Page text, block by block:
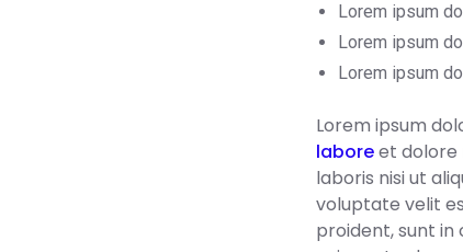
Lorem ipsum
Lorem ipsum
Lorem ipsum
Lorem ipsum
laboreet dolore
laboris nisi ut
voluptate velit
proident, sunt in